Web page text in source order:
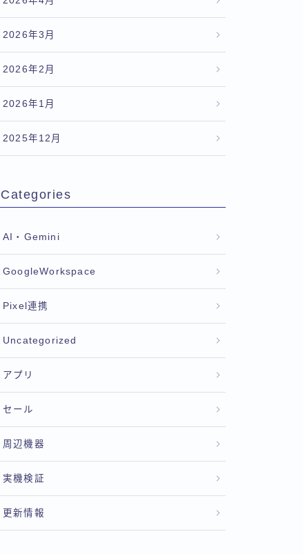
2026年3月
2026年2月
2026年1月
2025年12月
Categories
AI・Gemini
GoogleWorkspace
Pixel連携
Uncategorized
アプリ
セール
周辺機器
実機検証
更新情報